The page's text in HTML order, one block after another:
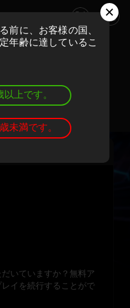
マネーでプレイ
ームを遊ぼう
ログイン
前に、お客様の国、
年齢に達しているこ
上です。
未満です。
いていますか？無料ア
イを続行することがで